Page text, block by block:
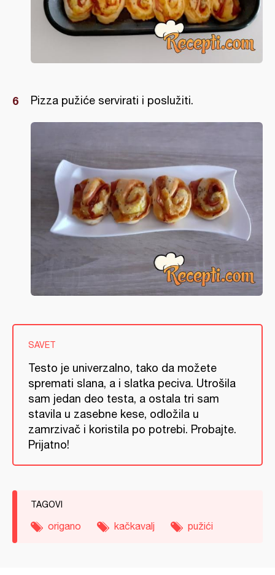
Pizza pužiće servirati i poslužiti.
SAVET
Testo je univerzalno, tako da možete
spremati slana, a i slatka peciva. Utrošila
sam jedan deo testa, a ostala tri sam
stavila u zasebne kese, odložila u
zamrzivač i koristila po potrebi. Probajte.
Prijatno!
TAGOVI
origano kačkavalj pužići